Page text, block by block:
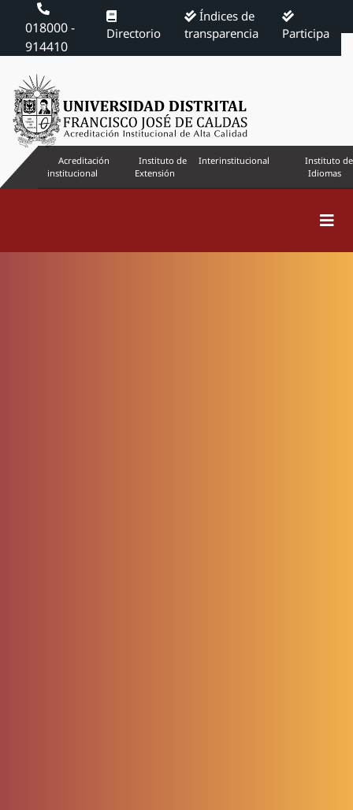
018000 -
914410
Directorio
Índices de
transparencia
Participa
Acreditación
institucional
Instituto de
Extensión
Interinstitucional
Instituto de
Idiomas